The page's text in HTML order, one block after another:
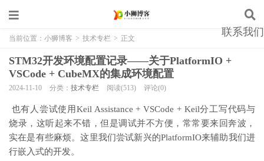
联系我们
当前位置： 小狮博客 > 技术专栏 > 正文
STM32开发环境配置记录——关于PlatformIO +
VSCode + CubeMX的集成环境配置
2024-11-10 分类： 技术专栏 阅读(513) 评论(0)
​ 也有人尝试使用Keil Assistance + VSCode + Keil分工写代码与
烧录，这听起来不错，但是调试并不方便，常常要来回奔波，
实在是有些麻烦。这里我们尝试新兴的PlatformIO来辅助我们进
行嵌入式的开发。